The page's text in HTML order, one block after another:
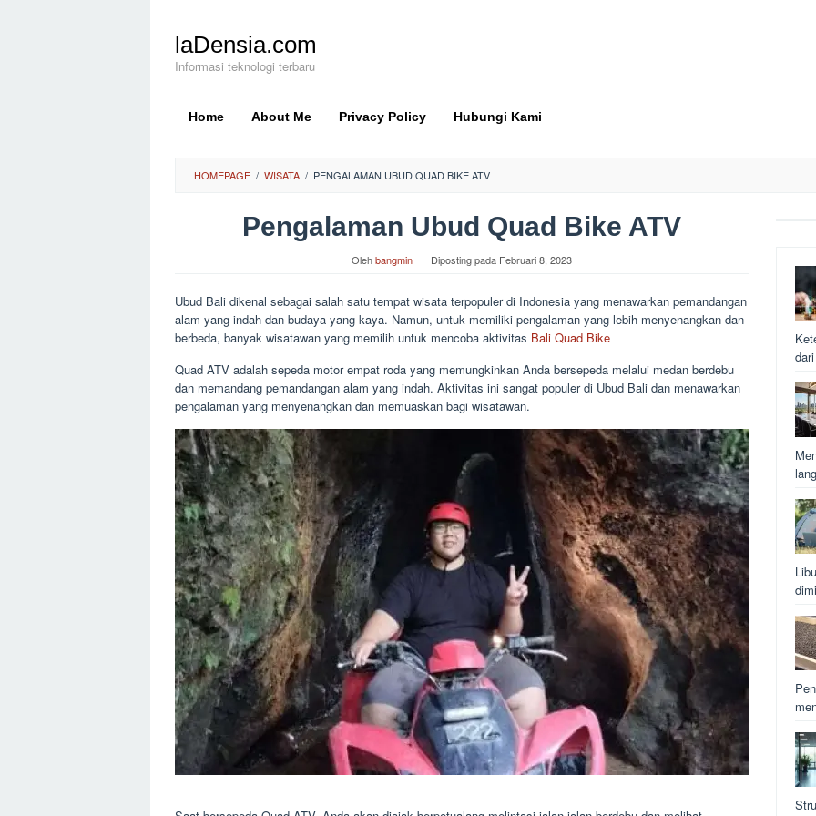
kontenlaDensia.com
Informasi teknologi terbaru
Home About Me Privacy Policy Hubungi Kami
HOMEPAGE / WISATA / PENGALAMAN UBUD QUAD BIKE ATV
Pengalaman Ubud Quad Bike ATV
Olehbangmin Diposting pada Februari 8, 2023
Ubud Bali dikenal sebagai salah satu tempat wisata terpopuler di Indonesia yang menawarkan pemandangan
alam yang indah dan budaya yang kaya. Namun, untuk memiliki pengalaman yang lebih menyenangkan dan
berbeda, banyak wisatawan yang memilih untuk mencoba aktivitas Bali Quad Bike
Quad ATV adalah sepeda motor empat roda yang memungkinkan Anda bersepeda melalui medan berdebu
dan memandang pemandangan alam yang indah. Aktivitas ini sangat populer di Ubud Bali dan menawarkan
pengalaman yang menyenangkan dan memuaskan bagi wisatawan.